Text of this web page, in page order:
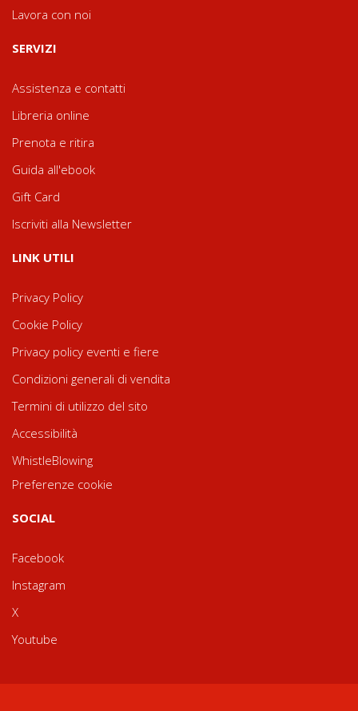
Lavora con noi
SERVIZI
Assistenza e contatti
Libreria online
Prenota e ritira
Guida all'ebook
Gift Card
Iscriviti alla Newsletter
LINK UTILI
Privacy Policy
Cookie Policy
Privacy policy eventi e fiere
Condizioni generali di vendita
Termini di utilizzo del sito
Accessibilità
WhistleBlowing
Preferenze cookie
SOCIAL
Facebook
Instagram
X
Youtube